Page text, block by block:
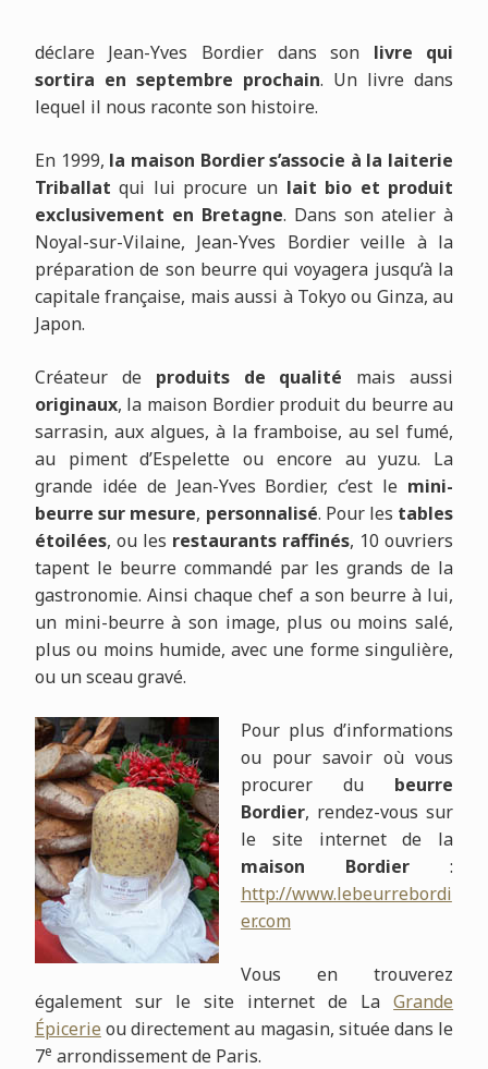
déclare Jean-Yves Bordier dans son livre qui
sortira en septembre prochain. Un livre dans
lequel il nous raconte son histoire.
En 1999, la maison Bordier s’associe à la laiterie
Triballat qui lui procure un lait bio et produit
exclusivement en Bretagne. Dans son atelier à
Noyal-sur-Vilaine, Jean-Yves Bordier veille à la
préparation de son beurre qui voyagera jusqu’à la
capitale française, mais aussi à Tokyo ou Ginza, au
Japon.
Créateur de produits de qualité mais aussi
originaux, la maison Bordier produit du beurre au
sarrasin, aux algues, à la framboise, au sel fumé,
au piment d’Espelette ou encore au yuzu. La
grande idée de Jean-Yves Bordier, c’est le mini-
beurre sur mesure, personnalisé. Pour les tables
étoilées, ou les restaurants raffinés, 10 ouvriers
tapent le beurre commandé par les grands de la
gastronomie. Ainsi chaque chef a son beurre à lui,
un mini-beurre à son image, plus ou moins salé,
plus ou moins humide, avec une forme singulière,
ou un sceau gravé.
Pour plus d’informations
ou pour savoir où vous
procurer du beurre
Bordier, rendez-vous sur
le site internet de la
maison Bordier :
http://www.lebeurrebordi
er.com
Vous en trouverez
également sur le site internet de LaGrande
Épicerie ou directement au magasin, situéedans le
7e arrondissement de Paris.